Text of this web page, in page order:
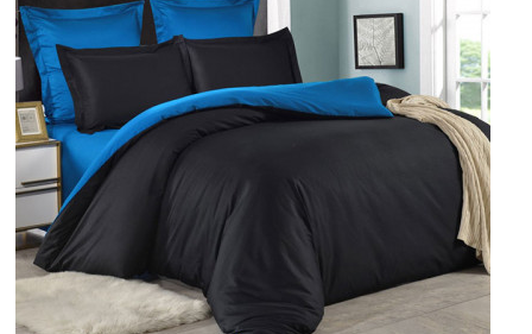
Теплота
Всесезонное
Теплое
Страна производства
+
ПОДУШКИ